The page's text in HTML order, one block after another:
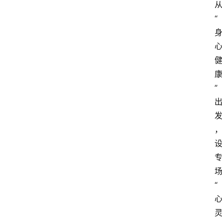
从
“
身
心
健
康
”
出
发
，
设
专
场
“
心
灵